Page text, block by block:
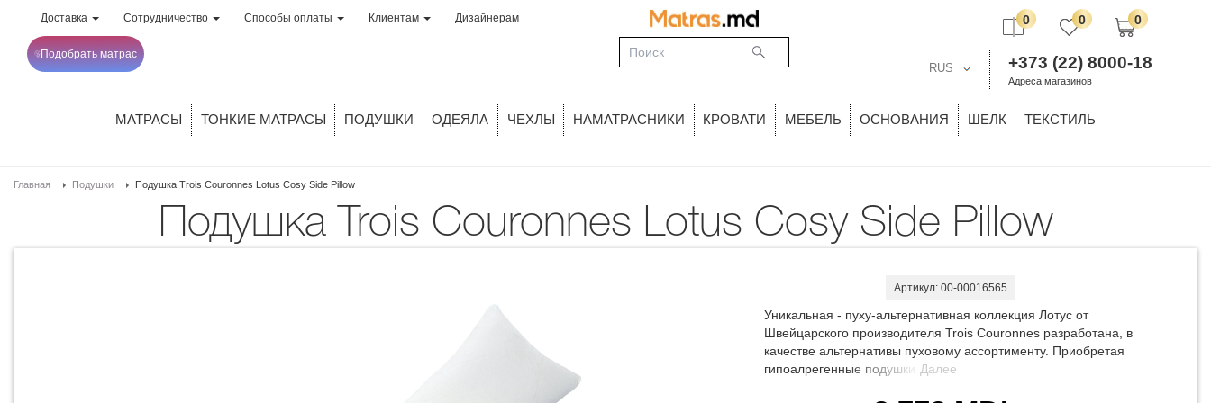
Доставка Сотрудничество Способы оплаты Клиентам Дизайнерам
Подобрать матрас
0
0
0
+373 (22) 8000-18
Адреса магазинов
RUS
МАТРАСЫ ТОНКИЕ МАТРАСЫ ПОДУШКИ ОДЕЯЛА ЧЕХЛЫ НАМАТРАСНИКИ КРОВАТИ МЕБЕЛЬ ОСНОВАНИЯ ШЕЛК ТЕКСТИЛЬ
Главная Подушки Подушка Trois Couronnes Lotus Cosy Side Pillow
Подушка Trois Couronnes Lotus Cosy Side Pillow
Артикул: 00-00016565
Уникальная - пуху-альтернативная коллекция Лотус от
Швейцарского производителя Trois Couronnes разработана, в
качестве альтернативы пуховому ассортименту. Приобретая
гипоалрегенные подушки Лотус с пуху-альтенативным
Далее